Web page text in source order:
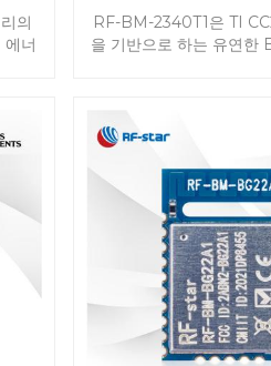
의
너
해
활
개
ZigBee 3.0 모듈
2340T1
RF-BM-2340T1은 TI
을 기반으로 하는 유연
파수, 초저전력 소비 및 풍
무선 센서, 조명 제어, 비
료, ESL 및 자동차 전자
벽한 무선 연결 솔루션을
쟁력 있는 CC2340 시리
무선 모듈과 호환